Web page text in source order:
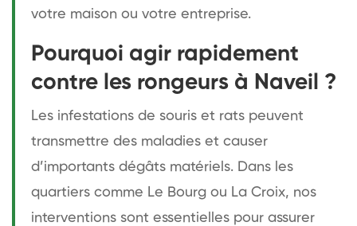
votre maison ou votre entreprise.
Pourquoi agir rapidement
contre les rongeurs à Naveil ?
Les infestations de souris et rats peuvent
transmettre des maladies et causer
d’importants dégâts matériels. Dans les
quartiers comme Le Bourg ou La Croix, nos
interventions sont essentielles pour assurer